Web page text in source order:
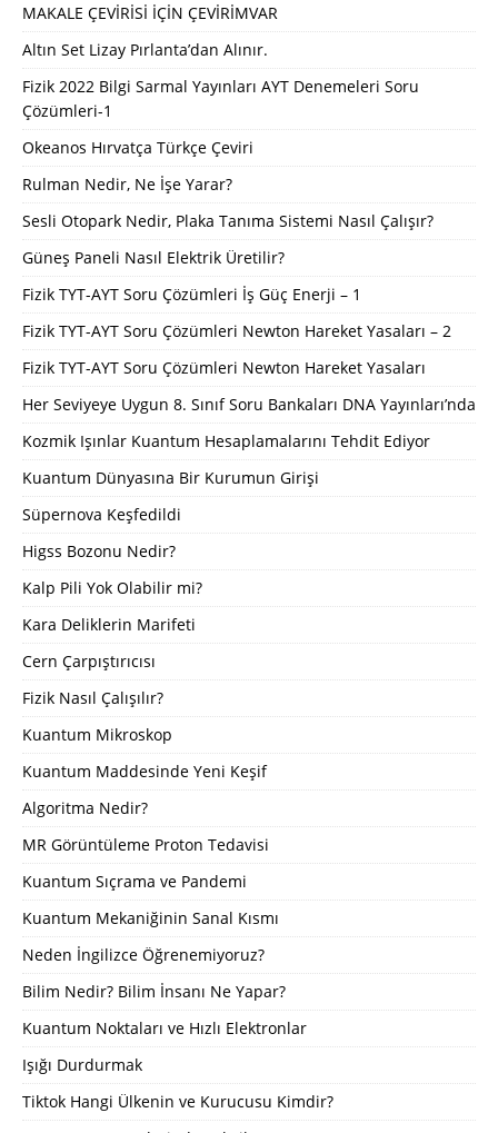
MAKALE ÇEVİRİSİ İÇİN ÇEVİRİMVAR
Altın Set Lizay Pırlanta’dan Alınır.
Fizik 2022 Bilgi Sarmal Yayınları AYT Denemeleri Soru
Çözümleri-1
Okeanos Hırvatça Türkçe Çeviri
Rulman Nedir, Ne İşe Yarar?
Sesli Otopark Nedir, Plaka Tanıma Sistemi Nasıl Çalışır?
Güneş Paneli Nasıl Elektrik Üretilir?
Fizik TYT-AYT Soru Çözümleri İş Güç Enerji – 1
Fizik TYT-AYT Soru Çözümleri Newton Hareket Yasaları – 2
Fizik TYT-AYT Soru Çözümleri Newton Hareket Yasaları
Her Seviyeye Uygun 8. Sınıf Soru Bankaları DNA Yayınları’nda
Kozmik Işınlar Kuantum Hesaplamalarını Tehdit Ediyor
Kuantum Dünyasına Bir Kurumun Girişi
Süpernova Keşfedildi
Higss Bozonu Nedir?
Kalp Pili Yok Olabilir mi?
Kara Deliklerin Marifeti
Cern Çarpıştırıcısı
Fizik Nasıl Çalışılır?
Kuantum Mikroskop
Kuantum Maddesinde Yeni Keşif
Algoritma Nedir?
MR Görüntüleme Proton Tedavisi
Kuantum Sıçrama ve Pandemi
Kuantum Mekaniğinin Sanal Kısmı
Neden İngilizce Öğrenemiyoruz?
Bilim Nedir? Bilim İnsanı Ne Yapar?
Kuantum Noktaları ve Hızlı Elektronlar
Işığı Durdurmak
Tiktok Hangi Ülkenin ve Kurucusu Kimdir?